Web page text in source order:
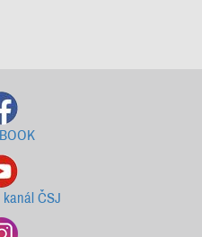
kanál ČSJ